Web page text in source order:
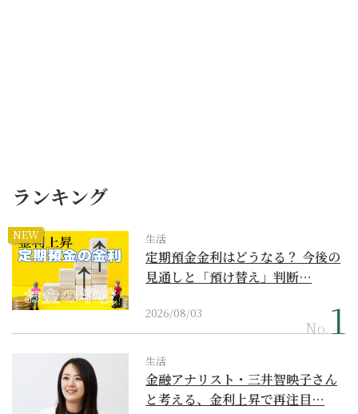
ランキング
NEW 生活
定期預金金利はどうなる？ 今後の
見通しと「預け替え」判断…
2026/08/03
No.
生活
金融アナリスト・三井智映子さん
と考える、金利上昇で再注目…